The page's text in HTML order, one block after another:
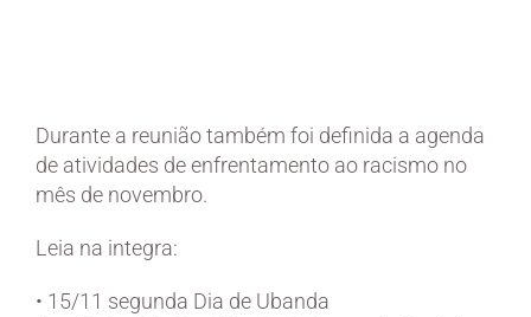
Durante a reunião também foi definida a agenda
de atividades de enfrentamento ao racismo no
mês de novembro.
Leia na integra:
• 15/11 segunda Dia de Ubanda